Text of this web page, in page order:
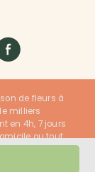
de fleurs à
milliers
en 4h, 7 jours
ou tout